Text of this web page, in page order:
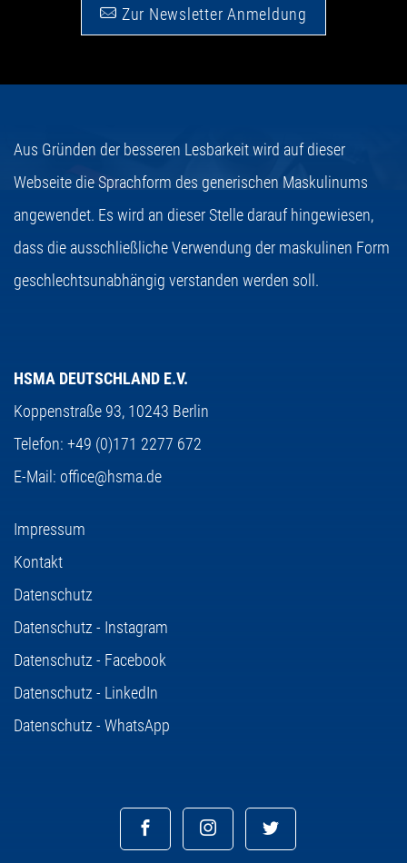
Zur Newsletter Anmeldung
Aus Gründen der besseren Lesbarkeit wird auf dieser
Webseite die Sprachform des generischen Maskulinums
angewendet. Es wird an dieser Stelle darauf hingewiesen,
dass die ausschließliche Verwendung der maskulinen Form
geschlechtsunabhängig verstanden werden soll.
HSMA DEUTSCHLAND E.V.
Koppenstraße 93, 10243 Berlin
Telefon: +49 (0)171 2277 672
E-Mail: office@hsma.de
Impressum
Kontakt
Datenschutz
Datenschutz - Instagram
Datenschutz - Facebook
Datenschutz - LinkedIn
Datenschutz - WhatsApp